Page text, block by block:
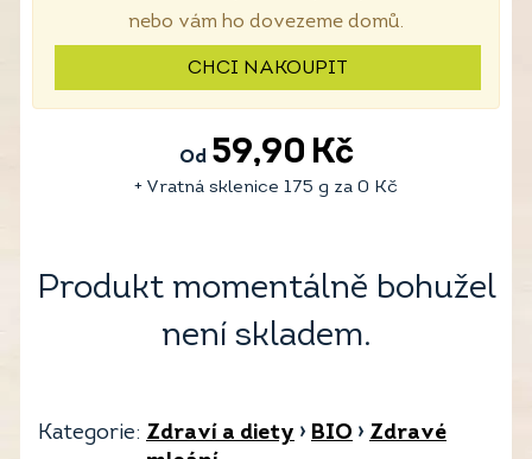
nebo vám ho dovezeme domů.
CHCI NAKOUPIT
Od 59,90 Kč
+ Vratná sklenice 175 g za 0 Kč
Produkt momentálně bohužel
není skladem.
Kategorie: Zdraví a diety › BIO › Zdravé